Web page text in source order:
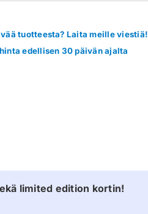
tuotteesta? Laita meille viestiä!
edellisen 30 päivän ajalta
limited edition kortin!